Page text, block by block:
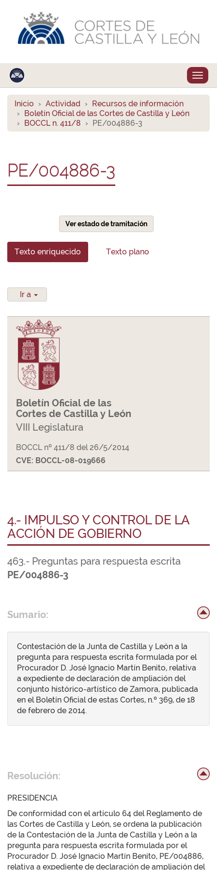
Inicio Actividad
Recursos de información
Boletín Oficial de las Cortes de Castilla y León
BOCCL n. 411/8
PE/004886-3
PE/004886-3
Ver estado de tramitación
Texto enriquecido Texto plano
Ir a
Boletín Oficial de las
Cortes de Castilla y León
VIII Legislatura
BOCCL nº 411/8 del 26/5/2014
CVE: BOCCL-08-019666
4.- IMPULSO Y CONTROL DE LA
ACCIÓN DE GOBIERNO
463.- Preguntas para respuesta escrita
PE/004886-3
Sumario:
Contestación de la Junta de Castilla y León a la
pregunta para respuesta escrita formulada por el
Procurador D. José Ignacio Martín Benito, relativa
a expediente de declaración de ampliación del
conjunto histórico-artístico de Zamora, publicada
en el Boletín Oficial de estas Cortes, n.º 369, de 18
de febrero de 2014.
Resolución:
PRESIDENCIA
De conformidad con el artículo 64 del Reglamento de
las Cortes de Castilla y León, se ordena la publicación
de la Contestación de la Junta de Castilla y León a la
pregunta para respuesta escrita formulada por el
Procurador D. José Ignacio Martín Benito, PE/004886,
relativa a expediente de declaración de ampliación del